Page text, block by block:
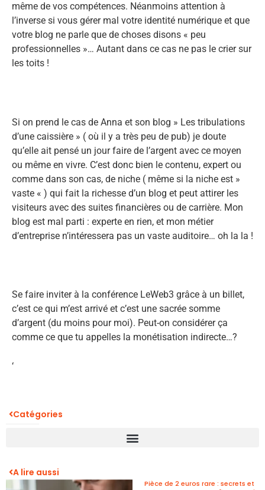
même de vos compétences. Néanmoins attention à
l’inverse si vous gérer mal votre identité numérique et que
votre blog ne parle que de choses disons « peu
professionnelles »… Autant dans ce cas ne pas le crier sur
les toits !
Si on prend le cas de Anna et son blog » Les tribulations
d’une caissière » ( où il y a très peu de pub) je doute
qu’elle ait pensé un jour faire de l’argent avec ce moyen
ou même en vivre. C’est donc bien le contenu, expert ou
comme dans son cas, de niche ( même si la niche est »
vaste « ) qui fait la richesse d’un blog et peut attirer les
visiteurs avec des suites financières ou de carrière. Mon
blog est mal parti : experte en rien, et mon métier
d’entreprise n’intéressera pas un vaste auditoire… oh la la !
Se faire inviter à la conférence LeWeb3 grâce à un billet,
c’est ce qui m’est arrivé et c’est une sacrée somme
d’argent (du moins pour moi). Peut-on considérer ça
comme ce que tu appelles la monétisation indirecte…?
‘
Catégories
A lire aussi
Pièce de 2 euros rare : secrets et